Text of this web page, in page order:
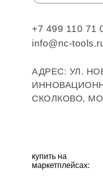
+7 499 110 71
info@nc-
АДРЕС: УЛ.
СКОЛКОВО,
купить на
маркетплейсах: